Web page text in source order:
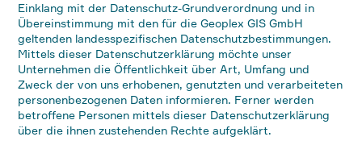
Einklang mit der Datenschutz-Grundverordnung und in
Übereinstimmung mit den für die Geoplex GIS GmbH
geltenden landesspezifischen Datenschutzbestimmungen.
Mittels dieser Datenschutzerklärung möchte unser
Unternehmen die Öffentlichkeit über Art, Umfang und
Zweck der von uns erhobenen, genutzten und verarbeiteten
personenbezogenen Daten informieren. Ferner werden
betroffene Personen mittels dieser Datenschutzerklärung
über die ihnen zustehenden Rechte aufgeklärt.